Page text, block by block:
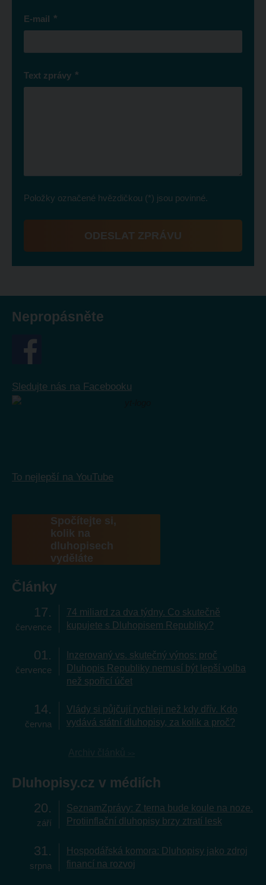
E-mail *
Text zprávy *
Položky označené hvězdičkou (*) jsou povinné.
ODESLAT ZPRÁVU
Nepropásněte
Sledujte nás na Facebooku
To nejlepší na YouTube
Spočítejte si,
kolik na
dluhopisech
vyděláte
Články
17
července
74 miliard za dva týdny. Co skutečně
kupujete s Dluhopisem Republiky?
01
července
Inzerovaný vs. skutečný výnos: proč
Dluhopis Republiky nemusí být lepší volba
než spořicí účet
14
června
Vlády si půjčují rychleji než kdy dřív. Kdo
vydává státní dluhopisy, za kolik a proč?
Dluhopisy.cz v médiích
20
září
SeznamZprávy: Z terna bude koule na noze.
Protiinflační dluhopisy brzy ztratí lesk
31
srpna
Hospodářská komora: Dluhopisy jako zdroj
financí na rozvoj